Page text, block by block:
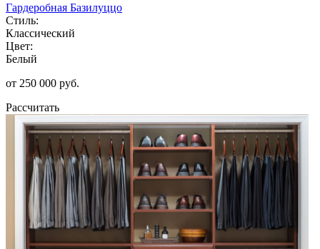
Гардеробная Базилуццо
Стиль:
Классический
Цвет:
Белый
от 250 000 руб.
Рассчитать